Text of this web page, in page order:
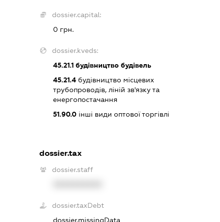
dossier.capital:
0 грн.
dossier.kveds:
45.21.1будівництво будівель
45.21.4будівництво місцевих
трубопроводів, ліній зв'язку та
енергопостачання
51.90.0інші види оптової торгівлі
dossier.tax
dossier.staff
dossier.taxDebt
dossier.missingData